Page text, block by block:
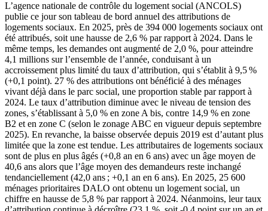
L’agence nationale de contrôle du logement social (ANCOLS)
publie ce jour son tableau de bord annuel des attributions de
logements sociaux. En 2025, près de 394 000 logements sociaux ont
été attribués, soit une hausse de 2,6 % par rapport à 2024. Dans le
même temps, les demandes ont augmenté de 2,0 %, pour atteindre
4,1 millions sur l’ensemble de l’année, conduisant à un
accroissement plus limité du taux d’attribution, qui s’établit à 9,5 %
(+0,1 point). 27 % des attributions ont bénéficié à des ménages
vivant déjà dans le parc social, une proportion stable par rapport à
2024. Le taux d’attribution diminue avec le niveau de tension des
zones, s’établissant à 5,0 % en zone A bis, contre 14,9 % en zone
B2 et en zone C (selon le zonage ABC en vigueur depuis septembre
2025). En revanche, la baisse observée depuis 2019 est d’autant plus
limitée que la zone est tendue. Les attributaires de logements sociaux
sont de plus en plus âgés (+0,8 an en 6 ans) avec un âge moyen de
40,6 ans alors que l’âge moyen des demandeurs reste inchangé
tendanciellement (42,0 ans ; +0,1 an en 6 ans). En 2025, 25 600
ménages prioritaires DALO ont obtenu un logement social, un
chiffre en hausse de 5,8 % par rapport à 2024. Néanmoins, leur taux